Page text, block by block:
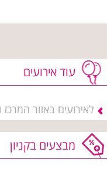
עוד אירועים
לאירועים באזור
מבצעים בקניון